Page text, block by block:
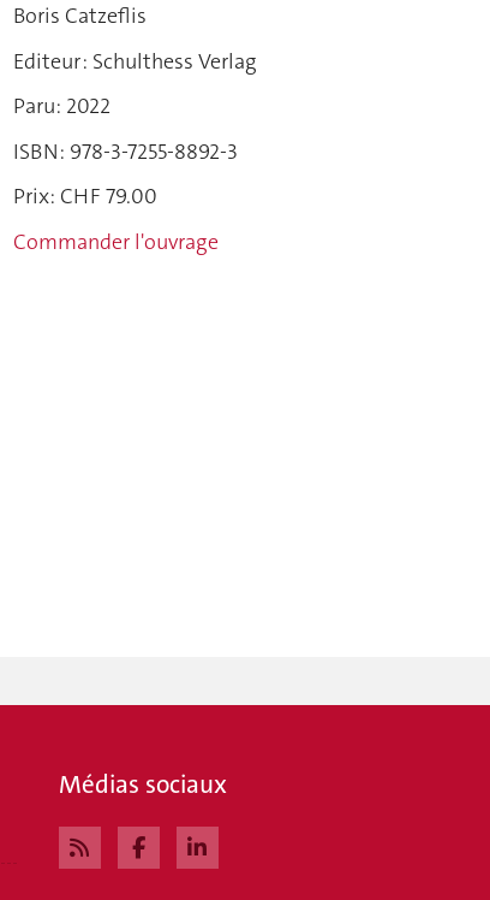
Boris Catzeflis
Editeur : Schulthess Verlag
Paru: 2022
ISBN: 978-3-7255-8892-3
Prix: CHF 79.00
Commander l'ouvrage
Médias sociaux